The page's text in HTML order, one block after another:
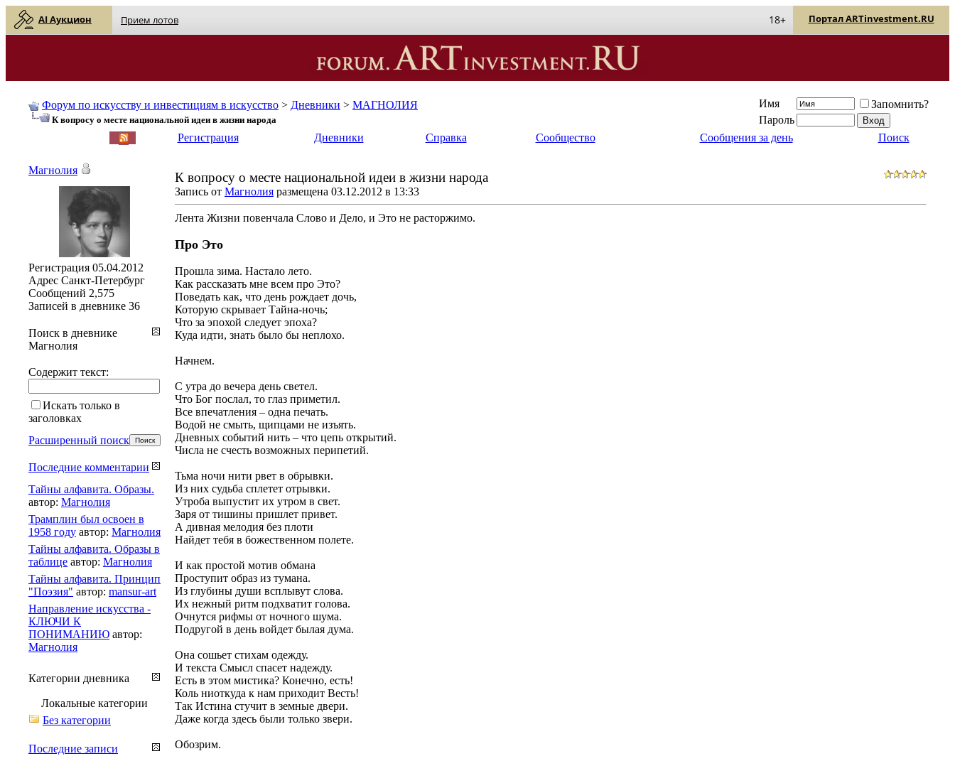
AI Аукцион Прием лотов Портал ARTinvestment.RU
18+
Форум по искусству и инвестициям в искусство > Дневники > МАГНОЛИЯ
К вопросу о месте национальной идеи в жизни народа
Имя
Запомнить?
Пароль
Регистрация Дневники Справка Сообщество Сообщения за день Поиск
К вопросу о месте национальной идеи в жизни народа
Запись от Магнолия размещена 03.12.2012 в 13:33
Лента Жизни повенчала Слово и Дело, и Это не расторжимо.
Про Это
Прошла зима. Настало лето.
Как рассказать мне всем про Это?
Поведать как, что день рождает дочь,
Которую скрывает Тайна-ночь;
Что за эпохой следует эпоха?
Куда идти, знать было бы неплохо.
Начнем.
С утра до вечера день светел.
Что Бог послал, то глаз приметил.
Все впечатления – одна печать.
Водой не смыть, щипцами не изъять.
Дневных событий нить – что цепь открытий.
Числа не счесть возможных перипетий.
Тьма ночи нити рвет в обрывки.
Из них судьба сплетет отрывки.
Утроба выпустит их утром в свет.
Заря от тишины пришлет привет.
А дивная мелодия без плоти
Найдет тебя в божественном полете.
И как простой мотив обмана
Проступит образ из тумана.
Из глубины души всплывут слова.
Их нежный ритм подхватит голова.
Очнутся рифмы от ночного шума.
Подругой в день войдет былая дума.
Она сошьет стихам одежду.
И текста Смысл спасет надежду.
Есть в этом мистика? Конечно, есть!
Коль ниоткуда к нам приходит Весть!
Так Истина стучит в земные двери.
Даже когда здесь были только звери.
Обозрим.
Магнолия
Регистрация 05.04.2012
Адрес Санкт-Петербург
Сообщений 2,575
Записей в дневнике 36
Поиск в дневнике
Магнолия
Содержит текст:
Искать только в
заголовках
Расширенный поиск
Последние комментарии
Тайны алфавита. Образы.
автор: Магнолия
Трамплин был освоен в
1958 году автор: Магнолия
Тайны алфавита. Образы в
таблице автор: Магнолия
Тайны алфавита. Принцип
"Поэзия" автор: mansur-art
Направление искусства -
КЛЮЧИ К
ПОНИМАНИЮ автор:
Магнолия
Категории дневника
Локальные категории
Без категории
Последние записи